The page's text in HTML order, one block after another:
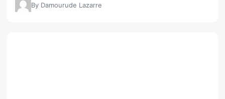
By Damourude Lazarre